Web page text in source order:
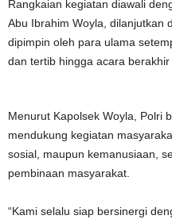
Rangkaian kegiatan diawali
Abu Ibrahim Woyla, dilanjutkan
dipimpin oleh para ulama
dan tertib hingga acara berakhir
Menurut Kapolsek Woyla, Polri
mendukung kegiatan
sosial, maupun kemanusiaan,
pembinaan masyarakat.
“Kami selalu siap bersinergi